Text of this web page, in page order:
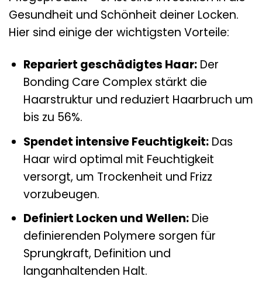
Gesundheit und Schönheit deiner Locken.
Hier sind einige der wichtigsten Vorteile:
Repariert geschädigtes Haar:Der
Bonding Care Complex stärkt die
Haarstruktur und reduziert Haarbruch um
bis zu 56%.
Spendet intensive Feuchtigkeit:Das
Haar wird optimal mit Feuchtigkeit
versorgt, um Trockenheit und Frizz
vorzubeugen.
Definiert Locken und Wellen:Die
definierenden Polymere sorgen für
Sprungkraft, Definition und
langanhaltenden Halt.